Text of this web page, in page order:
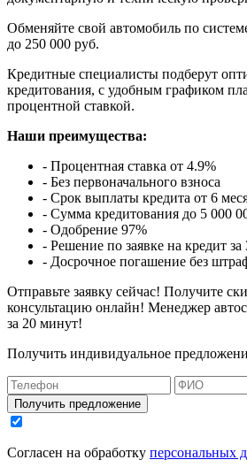
Обменяйте свой автомобиль по
до 250 000 руб.
Кредитные специалисты подберут
кредитования, с удобным графиком
процентной ставкой.
Наши преимущества:
- Процентная ставка от 4.9%
- Без первоначального взноса
- Срок выплаты кредита от 6
- Сумма кредитования до 5 000
- Одобрение 97%
- Решение по заявке на кредит
- Досрочное погашение без
Отправьте заявку сейчас! Получите
консультацию онлайн! Менеджер
за 20 минут!
Получить индивидуальное
Получить предложение
Согласен на обработку персональных